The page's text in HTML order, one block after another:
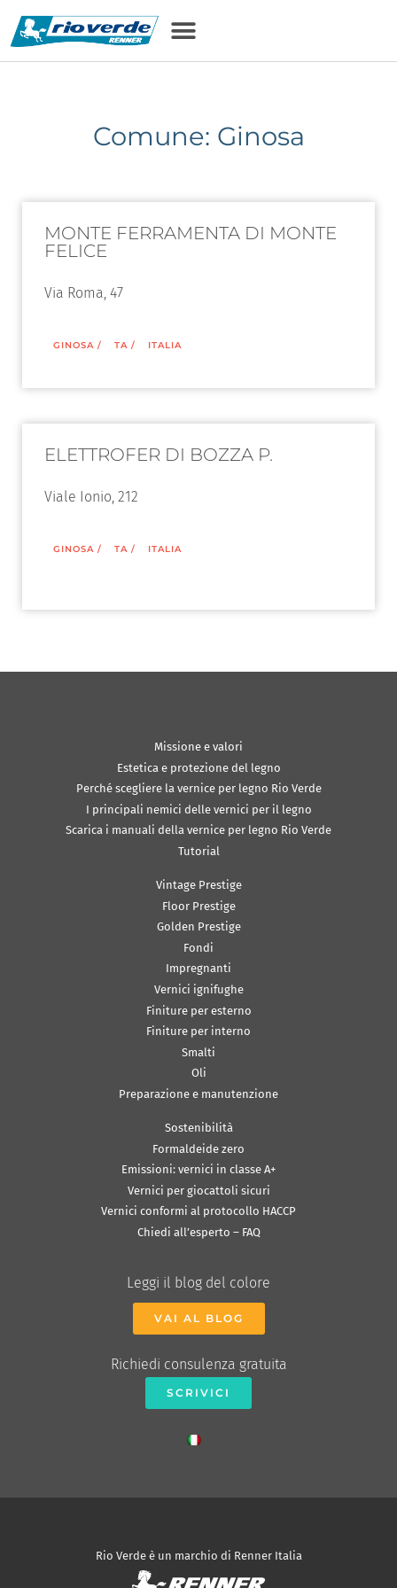
Comune: Ginosa
MONTE FERRAMENTA DI MONTE
FELICE
Via Roma, 47
GINOSA / TA / ITALIA
ELETTROFER DI BOZZA P.
Viale Ionio, 212
GINOSA / TA / ITALIA
Missione e valori
Estetica e protezione del legno
Perché scegliere la vernice per legno Rio Verde
I principali nemici delle vernici per il legno
Scarica i manuali della vernice per legno Rio Verde
Tutorial
Vintage Prestige
Floor Prestige
Golden Prestige
Fondi
Impregnanti
Vernici ignifughe
Finiture per esterno
Finiture per interno
Smalti
Oli
Preparazione e manutenzione
Sostenibilità
Formaldeide zero
Emissioni: vernici in classe A+
Vernici per giocattoli sicuri
Vernici conformi al protocollo HACCP
Chiedi all’esperto – FAQ
Leggi il blog del colore
VAI AL BLOG
Richiedi consulenza gratuita
SCRIVICI
Rio Verde è un marchio di Renner Italia